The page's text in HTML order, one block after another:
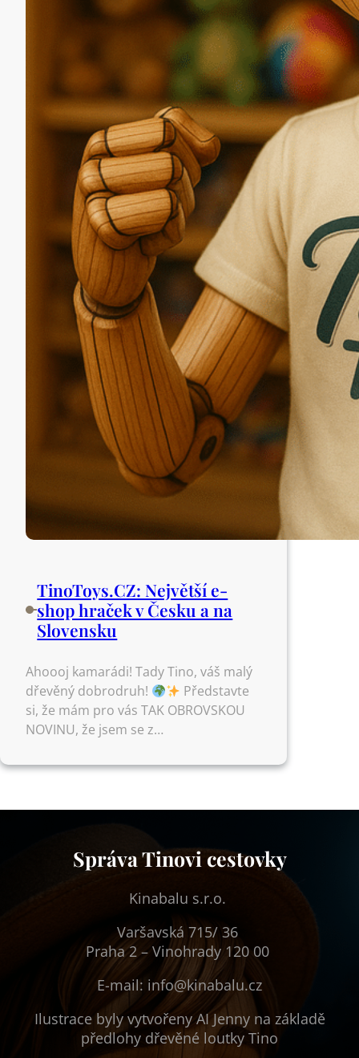
TinoToys.CZ: Největší e-
shop hraček v Česku a na
Slovensku
Ahoooj kamarádi! Tady Tino, váš malý
dřevěný dobrodruh!
Představte
si, že mám pro vás TAK OBROVSKOU
NOVINU, že jsem se z…
Správa Tinovi cestovky
Kinabalu s.r.o.
Varšavská 715/ 36
Praha 2 – Vinohrady 120 00
E-mail: info@kinabalu.cz
Ilustrace byly vytvořeny AI Jenny na základě
předlohy dřevěné loutky Tino